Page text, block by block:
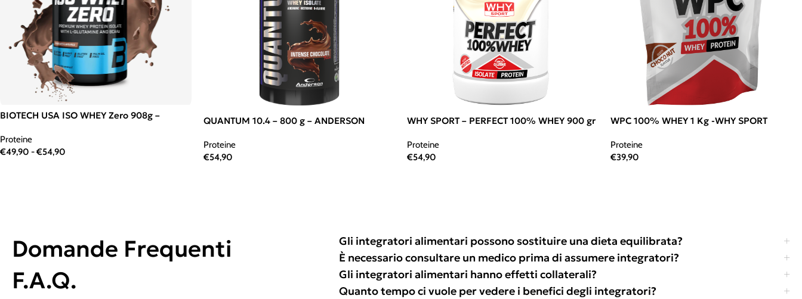
BIOTECH USA ISO WHEY Zero 908g –
Proteine
€49,90 -€54,90
QUANTUM 10.4 – 800 g – ANDERSON
Proteine
€54,90
WHY SPORT – PERFECT 100% WHEY 900 gr
Proteine
€54,90
WPC 100% WHEY 1 Kg -WHY SPORT
Proteine
€39,90
Domande Frequenti
F.A.Q.
Gli integratori alimentari possono sostituire una dieta equilibrata?
È necessario consultare un medico prima di assumere integratori?
Gli integratori alimentari hanno effetti collaterali?
Quanto tempo ci vuole per vedere i benefici degli integratori?